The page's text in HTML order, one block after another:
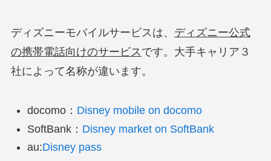
ディズニーモバイルサービスは、 ディズニー公式
の携帯電話向けのサービスです。大手キャリア３
社によって名称が違います。
docomo： Disney mobile on docomo
SoftBank： Disney market on SoftBank
au:Disney pass